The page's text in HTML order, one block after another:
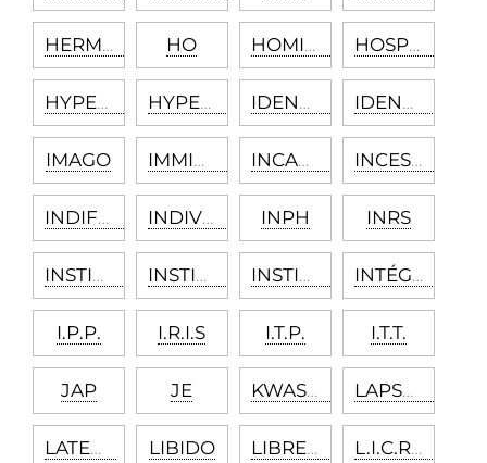
HERMÉNEUTIQUE HO HOMICIDE HOSPITALISATION
HYPERALGIE HYPERÉMOTIVITÉ IDENTIFICATION IDENTITÉ
IMAGO IMMIGRATION INCAPACITÉ INCESTE
INDIFFÉRENCIATION INDIVIDUATION INPH INRS
INSTINCTS INSTITUTION INSTITUTIONNALISATION INTÉGRATION CULTURELLE
I.P.P. I.R.I.S I.T.P. I.T.T.
JAP JE KWASHIORKOR LAPSUS LINGUAE
LATENT LIBIDO LIBRE ASSOCIATION L.I.C.R.A.